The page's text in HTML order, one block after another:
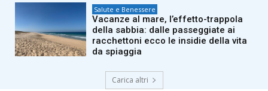
Salute e Benessere
Vacanze al mare, l’effetto-trappola
della sabbia: dalle passeggiate ai
racchettoni ecco le insidie della vita
da spiaggia
Carica altri